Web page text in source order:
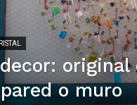
original
o muro